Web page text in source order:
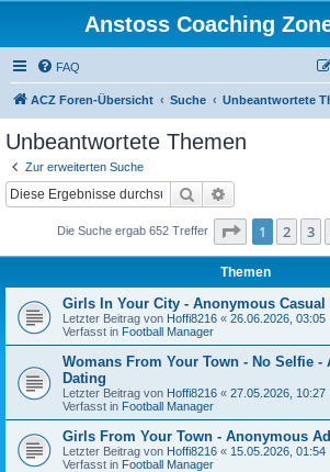
Anstoss Coaching
FAQ
ACZ Foren-Übersicht Suche Unbeantwortete
Unbeantwortete Themen
Zur erweiterten Suche
Suche
Die Suche ergab 652 Treffer Seite 1von
1 2 3
Themen
Girls In Your City - Anonymous Casual
Letzter Beitrag von Hoffi8216 « 26.06.2026, 03:05
Verfasst in Football Manager
Womans From Your Town - No Selfie -
Dating
Letzter Beitrag von Hoffi8216 « 27.05.2026, 10:27
Verfasst in Football Manager
Girls From Your Town - Anonymous
Letzter Beitrag von Hoffi8216 « 15.05.2026, 01:54
Verfasst in Football Manager